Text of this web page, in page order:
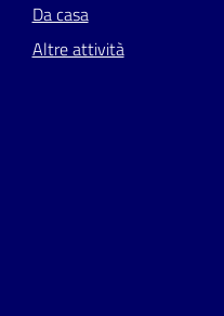
Da casa
Altre attività